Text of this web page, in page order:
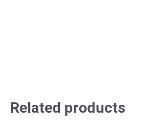
Related products